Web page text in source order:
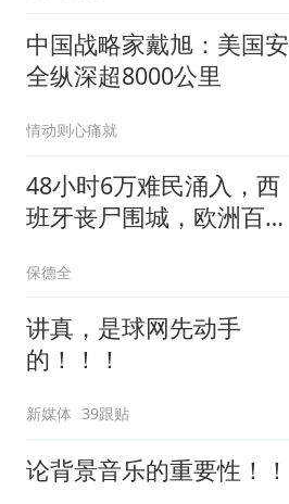
中国战略家戴旭：美国安
全纵深超8000公里
情动则心痛就
48小时6万难民涌入，西
班牙丧尸围城，欧洲百年
保德全
讲真，是球网先动手
的！！！
新媒体 39跟贴
论背景音乐的重要性！！